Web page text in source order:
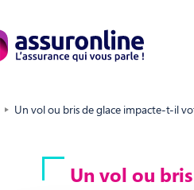
Un vol ou bris de glace impacte-t-il
Un vol ou